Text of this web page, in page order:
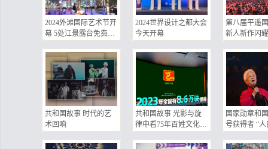
2024外滩国际艺术节开
幕 5处江景露台免费开
2024世界设计之都大会
今天开幕
第八届平遥
新人新作闪
共和国故事 时代的艺
术回响
共和国故事 光影与旋
律中看75年百姓文化生
国家勋章和
号获得者 “